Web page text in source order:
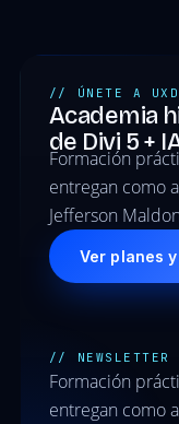
// ÚNETE A
Academia
de Divi 5 +
Formación
entregan como
Jefferson
Ver planes
// NEWSLETTER
Formación
entregan como